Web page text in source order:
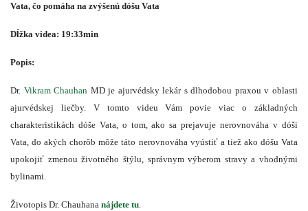
Vata, čo pomáha na zvýšenú dóšu Vata
Dĺžka videa: 19:33min
Popis:
Dr. Vikram Chauhan MD je ajurvédsky lekár s dlhodobou praxou v oblasti
ajurvédskej liečby. V tomto videu Vám povie viac o základných
charakteristikách dóše Vata, o tom, ako sa prejavuje nerovnováha v dóši
Vata, do akých chorôb môže táto nerovnováha vyústiť a tiež ako dóšu Vata
upokojiť zmenou životného štýlu, správnym výberom stravy a vhodnými
bylinami.
Životopis Dr. Chauhana nájdete tu.